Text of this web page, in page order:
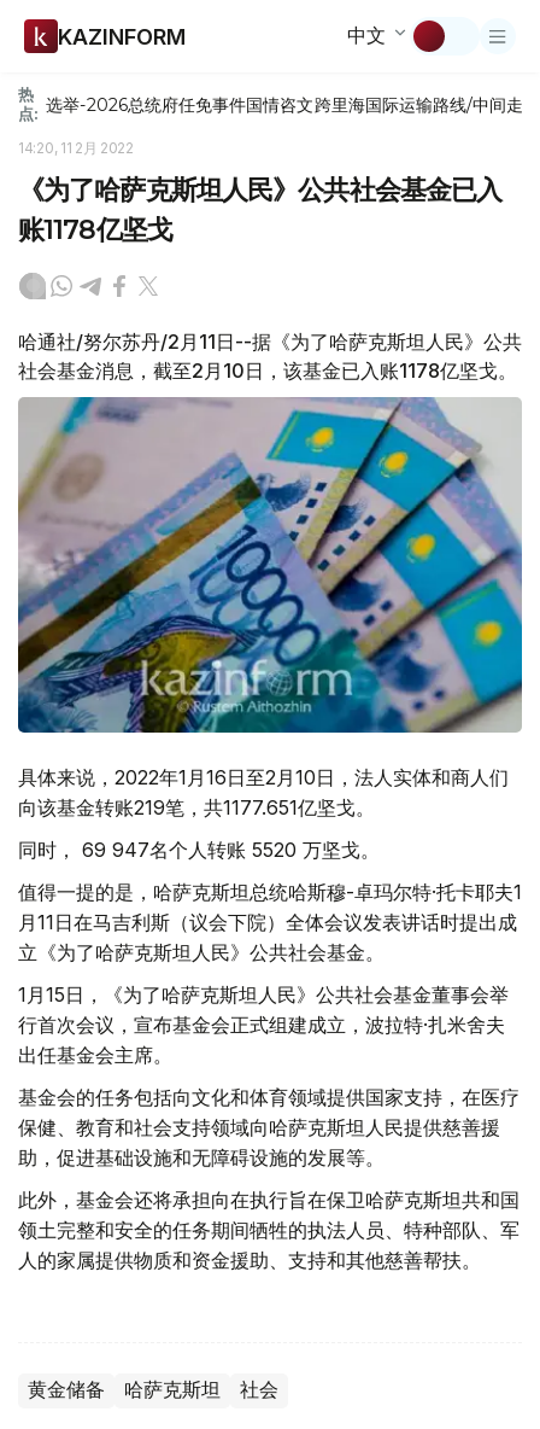
KAZINFORM 中文
热
点: 选举-2026总统府任免事件国情咨文跨里海国际运输路线/中间走廊
14:20, 11 2月 2022
《为了哈萨克斯坦人民》公共社会基金已入
账1178亿坚戈
哈通社/努尔苏丹/2月11日--据《为了哈萨克斯坦人民》公共
社会基金消息，截至2月10日，该基金已入账1178亿坚戈。
具体来说，2022年1月16日至2月10日，法人实体和商人们
向该基金转账219笔，共1177.651亿坚戈。
同时， 69 947名个人转账 5520 万坚戈。
值得一提的是，哈萨克斯坦总统哈斯穆-卓玛尔特·托卡耶夫1
月11日在马吉利斯（议会下院）全体会议发表讲话时提出成
立《为了哈萨克斯坦人民》公共社会基金。
1月15日，《为了哈萨克斯坦人民》公共社会基金董事会举
行首次会议，宣布基金会正式组建成立，波拉特·扎米舍夫
出任基金会主席。
基金会的任务包括向文化和体育领域提供国家支持，在医疗
保健、教育和社会支持领域向哈萨克斯坦人民提供慈善援
助，促进基础设施和无障碍设施的发展等。
此外，基金会还将承担向在执行旨在保卫哈萨克斯坦共和国
领土完整和安全的任务期间牺牲的执法人员、特种部队、军
人的家属提供物质和资金援助、支持和其他慈善帮扶。
黄金储备 哈萨克斯坦 社会